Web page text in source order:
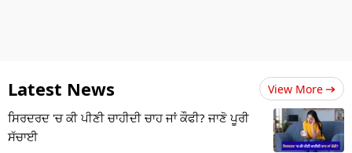
Latest News View More
ਸਿਰਦਰਦ 'ਚ ਕੀ ਪੀਣੀ ਚਾਹੀਦੀ ਚਾਹ ਜਾਂ ਕੌਫੀ? ਜਾਣੋ ਪੂਰੀ
ਸੱਚਾਈ